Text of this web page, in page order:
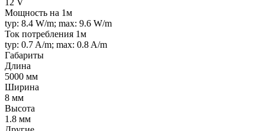
12 V
Мощность на 1м
typ: 8.4 W/m; max: 9.6 W/m
Ток потребления 1м
typ: 0.7 A/m; max: 0.8 A/m
Габариты
Длина
5000 мм
Ширина
8 мм
Высота
1.8 мм